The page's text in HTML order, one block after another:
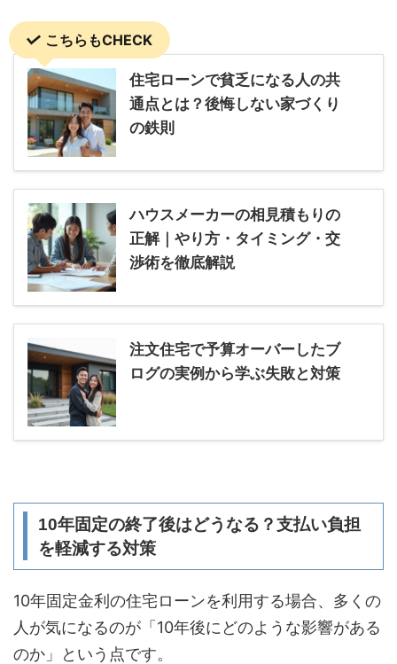
こちらもCHECK
住宅ローンで貧乏になる人の共
通点とは？後悔しない家づくり
の鉄則
ハウスメーカーの相見積もりの
正解｜やり方・タイミング・交
渉術を徹底解説
注文住宅で予算オーバーしたブ
ログの実例から学ぶ失敗と対策
10年固定の終了後はどうなる？支払い負担
を軽減する対策
10年固定金利の住宅ローンを利用する場合、多くの
人が気になるのが「10年後にどのような影響がある
のか」という点です。